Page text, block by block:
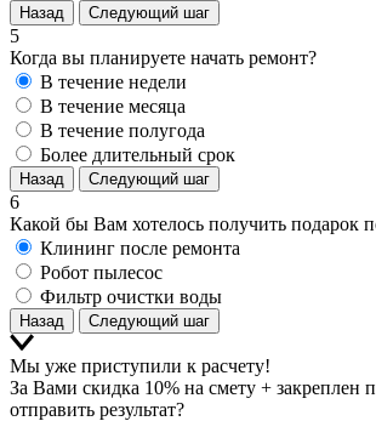
Назад Следующий шаг
5
Когда вы планируете начать ремонт?
В течение недели
В течение месяца
В течение полугода
Более длительный срок
Назад Следующий шаг
6
Какой бы Вам хотелось получить подарок
Клининг после ремонта
Робот пылесос
Фильтр очистки воды
Назад Следующий шаг
Мы уже приступили к расчету!
За Вами скидка 10% на смету + закреплен
отправить результат?